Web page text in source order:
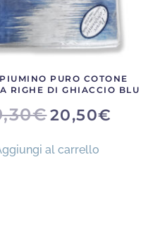
PURO COTONE
RIGHE DI GHIACCIO BLU
€ IL
PREZZO
29,30€.
20,50€
al carrello